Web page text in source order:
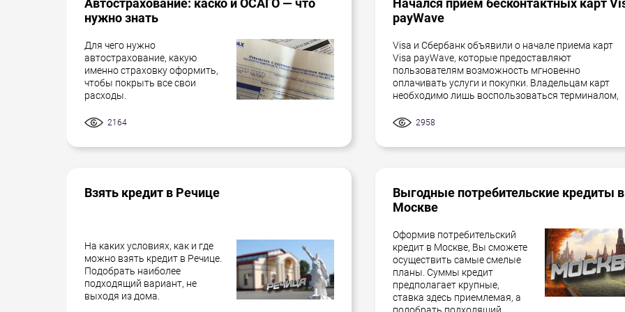
Автострахование: каско и ОСАГО — что
нужно знать
Для чего нужно
автострахование, какую
именно страховку оформить,
чтобы покрыть все свои
расходы.
2164
Начался прием бесконтактных карт
payWave
Visa и Сбербанк объявили о начале приема карт
Visa payWave, которые предоставляют
пользователям возможность мгновенно
оплачивать услуги и покупки. Владельцам карт
необходимо лишь воспользоваться терминалом,
2958
Взять кредит в Речице
На каких условиях, как и где
можно взять кредит в Речице.
Подобрать наиболее
подходящий вариант, не
выходя из дома.
Выгодные потребительские кредиты в
Москве
Оформив потребительский
кредит в Москве, Вы сможете
осуществить самые смелые
планы. Суммы кредит
предполагает крупные,
ставка здесь приемлемая, а
подобрать подходящий